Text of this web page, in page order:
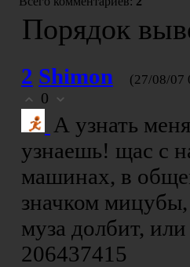
Порядок
2 Shimon (27/08/07
0
А узнать
узнаешь! щас с
машинах, в
значком
муза долбит,
206437415